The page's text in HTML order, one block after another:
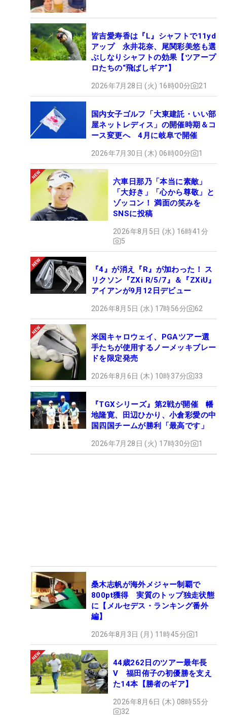
皆吉愛寿香は『L』シャフトで11yd
アップ 永井花奈、尾関彩美悠も選
ぶしなりシャフトの効果【ツアープ
ロたちの“飛ばしギア”】
2026年7月28日 (火) 16時00分 21
国内女子ゴルフ「大東建託・いい部
屋ネットレディス」の開催時期＆コ
ース変更へ 4月に岐阜で開催
2026年7月30日 (木) 06時00分 1
六車日那乃「本当に素敵」
「大好き」「心から尊敬」と
ゾッコン！ 満面の笑みを
SNSに投稿
2026年8月5日 (水) 16時41分
5
『4』が消え『R』が加わった！ ス
リクソン『ZXi R/5/7』＆『ZXiU』
アイアンが9月12日デビュー
2026年8月5日 (水) 17時56分 62
米国キャロウェイ、PGAツアー選
手たちが使用するノーメッキブレー
ドを限定発売
2026年8月6日 (木) 10時37分 33
『TGXシリーズ』第2戦が開催 幡
地隆寛、田辺ひかり、小倉彩愛の中
国四国チームが勝利「最高です」
2026年7月28日 (火) 17時30分 1
桑木志帆が海外メジャー制覇で
800pt獲得 実質のトップ独走状態
に【メルセデス・ランキング番外
編】
2026年8月3日 (月) 11時45分 1
44歳262日のツアー最年長
V 福田侑子の初優勝を支え
た14本【勝者のギア】
2026年8月6日 (木) 08時55分
32